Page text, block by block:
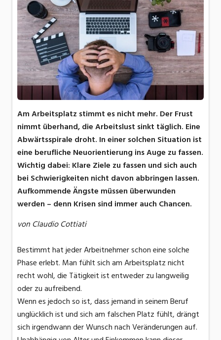
Am Arbeitsplatz stimmt es nicht mehr. Der Frust
nimmt überhand, die Arbeitslust sinkt täglich. Eine
Abwärtsspirale droht. In einer solchen Situation ist
eine berufliche Neuorientierung ins Auge zu fassen.
Wichtig dabei: Klare Ziele zu fassen und sich auch
bei Schwierigkeiten nicht davon abbringen lassen.
Aufkommende Ängste müssen überwunden
werden – denn Krisen sind immer auch Chancen.
von Claudio Cottiati
Bestimmt hat jeder Arbeitnehmer schon eine solche
Phase erlebt. Man fühlt sich am Arbeitsplatz nicht
recht wohl, die Tätigkeit ist entweder zu langweilig
oder zu aufreibend.
Wenn es jedoch so ist, dass jemand in seinem Beruf
unglücklich ist und sich am falschen Platz fühlt, drängt
sich irgendwann der Wunsch nach Veränderungen auf.